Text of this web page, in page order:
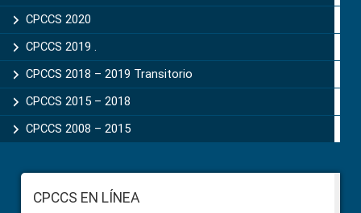
CPCCS 2020
CPCCS 2019 .
CPCCS 2018 – 2019 Transitorio
CPCCS 2015 – 2018
CPCCS 2008 – 2015
FooterCPCCS EN LÍNEA